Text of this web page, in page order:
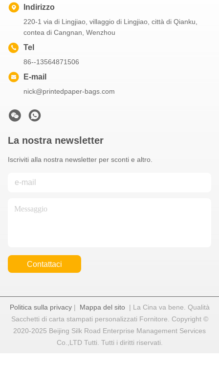
Indirizzo
220-1 via di Lingjiao, villaggio di Lingjiao, città di Qianku,
contea di Cangnan, Wenzhou
Tel
86--13564871506
E-mail
nick@printedpaper-bags.com
La nostra newsletter
Iscriviti alla nostra newsletter per sconti e altro.
Contattaci
Politica sulla privacy| Mappa del sito| La Cina va bene. Qualità
Sacchetti di carta stampati personalizzati Fornitore. Copyright ©
2020-2025 Beijing Silk Road Enterprise Management Services
Co.,LTD Tutti. Tutti i diritti riservati.